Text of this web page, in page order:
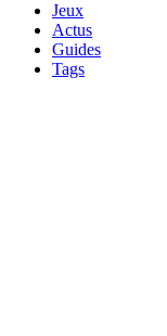
Jeux
Actus
Guides
Tags